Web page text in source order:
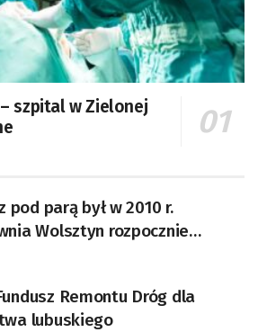
szpital w Zielonej
pod parą był w 2010 r.
Wolsztyn rozpocznie
Tr5-65
Remontu Dróg dla
lubuskiego